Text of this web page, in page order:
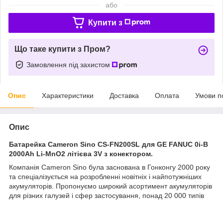
або
Купити з
Що таке купити з Пром?
Замовлення під захистом
Опис Характеристики Доставка Оплата Умови
Опис
Батарейка Cameron Sino CS-FN200SL для GE FANUC 0i-B
2000Ah Li-MnO2 літієва 3V з конектором.
Компанія Cameron Sino була заснована в Гонконгу 2000 року
та спеціалізується на розробленні новітніх і найпотужніших
акумуляторів. Пропонуємо широкий асортимент акумуляторів
для різних галузей і сфер застосування, понад 20 000 типів